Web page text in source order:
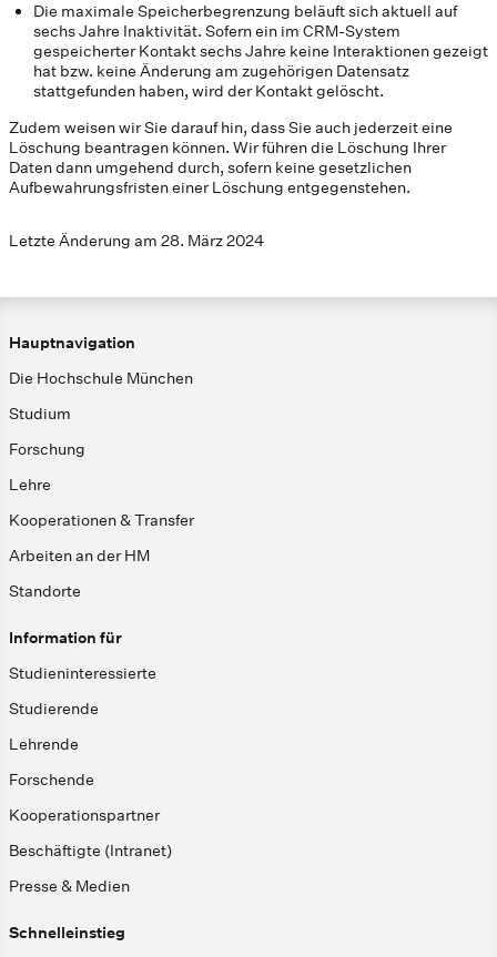
Die maximale Speicherbegrenzung beläuft sich aktuell auf
sechs Jahre Inaktivität. Sofern ein im CRM-System
gespeicherter Kontakt sechs Jahre keine Interaktionen gezeigt
hat bzw. keine Änderung am zugehörigen Datensatz
stattgefunden haben, wird der Kontakt gelöscht.
Zudem weisen wir Sie darauf hin, dass Sie auch jederzeit eine
Löschung beantragen können. Wir führen die Löschung Ihrer
Daten dann umgehend durch, sofern keine gesetzlichen
Aufbewahrungsfristen einer Löschung entgegenstehen.
Letzte Änderung am 28. März 2024
Hauptnavigation
Die Hochschule München
Studium
Forschung
Lehre
Kooperationen & Transfer
Arbeiten an der HM
Standorte
Information für
Studieninteressierte
Studierende
Lehrende
Forschende
Kooperationspartner
Beschäftigte (Intranet)
Presse & Medien
Schnelleinstieg